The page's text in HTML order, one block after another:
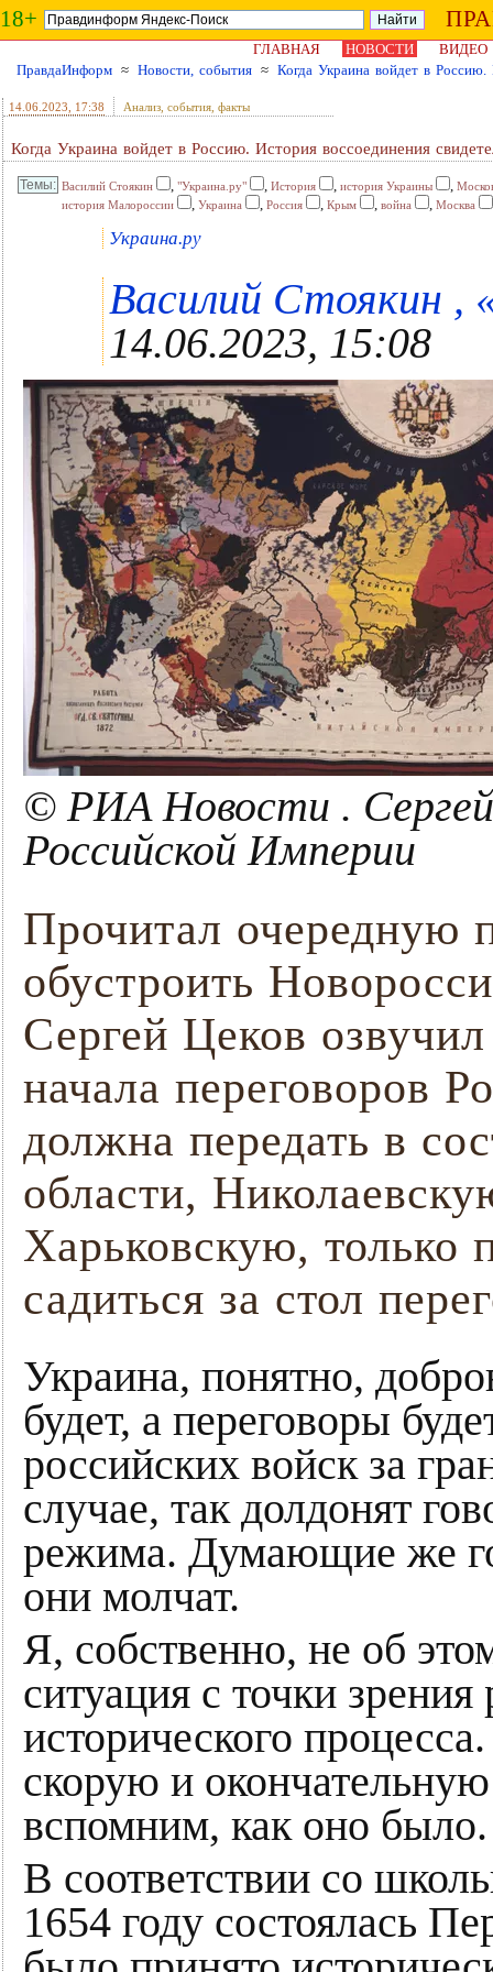
18+
ГЛАВНАЯ НОВОСТИ
ВИДЕО
ПравдаИнформ ≈ Новости, события ≈ Когда Украина войдет в Россию.
14.06.2023 , 17:38 Анализ, события, факты
Когда Украина войдет в Россию. История воссоединения
Василий Стоякин , "Украина.ру" , История , история Украины ,
история Малороссии
, Украина , Россия , Крым , война , Москва
Украина.ру
Василий Стоякин ,
14.06.2023, 15:08
© РИА Новости .
Российской Империи
Прочитал очередную
обустроить
Сергей Цеков
начала переговоров
должна передать в
области,
Харьковскую, только
садиться за стол
Украина, понятно,
будет, а переговоры
российских войск за
случае, так долдонят
режима. Думающие же
они молчат.
Я, собственно, не об
ситуация с точки
исторического
скорую и
вспомним, как оно было.
В соответствии со
1654 году состоялась